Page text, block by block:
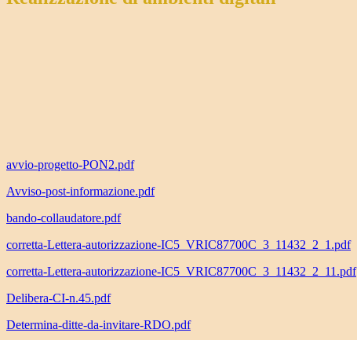
avvio-progetto-PON2.pdf
Avviso-post-informazione.pdf
bando-collaudatore.pdf
corretta-Lettera-autorizzazione-IC5_VRIC87700C_3_11432_2_1.pdf
corretta-Lettera-autorizzazione-IC5_VRIC87700C_3_11432_2_11.pdf
Delibera-CI-n.45.pdf
Determina-ditte-da-invitare-RDO.pdf